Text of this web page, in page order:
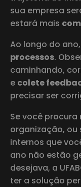
sua empresa
estará mais
Ao longo do
processos.
caminhando,
e colete
precisar ser
Se você
organização, ou
internos que
ano não estão
desejava, a
ter a solução